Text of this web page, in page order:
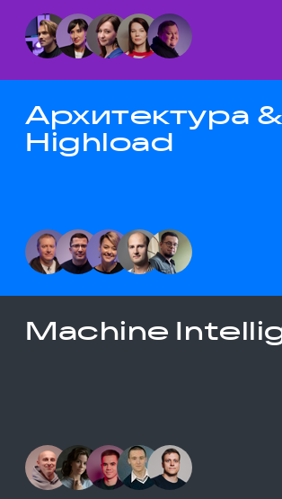
Архитектура &
Highload
Machine